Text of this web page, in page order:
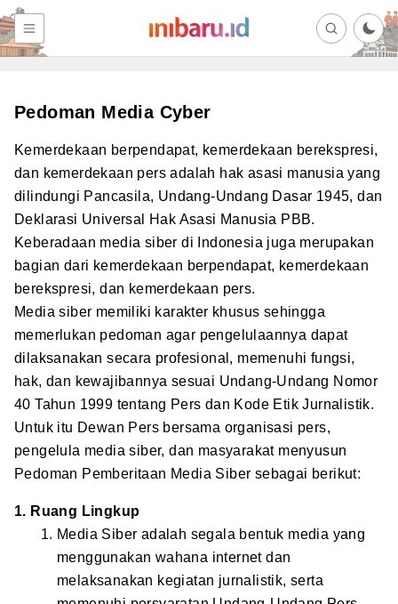
Pedoman Media Cyber
Kemerdekaan berpendapat, kemerdekaan berekspresi,
dan kemerdekaan pers adalah hak asasi manusia yang
dilindungi Pancasila, Undang-Undang Dasar 1945, dan
Deklarasi Universal Hak Asasi Manusia PBB.
Keberadaan media siber di Indonesia juga merupakan
bagian dari kemerdekaan berpendapat, kemerdekaan
berekspresi, dan kemerdekaan pers.
Media siber memiliki karakter khusus sehingga
memerlukan pedoman agar pengelulaannya dapat
dilaksanakan secara profesional, memenuhi fungsi,
hak, dan kewajibannya sesuai Undang-Undang Nomor
40 Tahun 1999 tentang Pers dan Kode Etik Jurnalistik.
Untuk itu Dewan Pers bersama organisasi pers,
pengelula media siber, dan masyarakat menyusun
Pedoman Pemberitaan Media Siber sebagai berikut:
1. Ruang Lingkup
Media Siber adalah segala bentuk media yang
menggunakan wahana internet dan
melaksanakan kegiatan jurnalistik, serta